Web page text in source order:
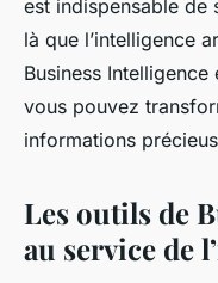
est indispensable de
là que l’intelligence
Business
vous pouvez
informations
Les outils de
au service de